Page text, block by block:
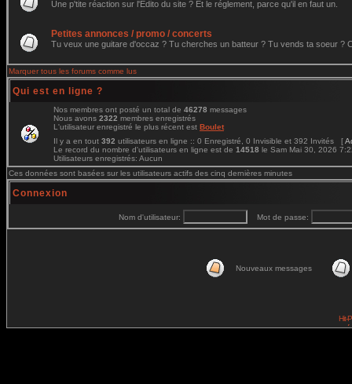
Une p'tite réaction sur l'Edito du site ? Et le réglement, parce qu'il en faut un.
Petites annonces / promo / concerts
Tu veux une guitare d'occaz ? Tu cherches un batteur ? Tu vends ta soeur ?
Marquer tous les forums comme lus
Qui est en ligne ?
Nos membres ont posté un total de 46278 messages
Nous avons 2322 membres enregistrés
L'utilisateur enregistré le plus récent est Boulet
Il y a en tout 392 utilisateurs en ligne :: 0 Enregistré, 0 Invisible et 392 Invités [
Le record du nombre d'utilisateurs en ligne est de 14518 le Sam Mai 30, 2026
Utilisateurs enregistrés: Aucun
Ces données sont basées sur les utilisateurs actifs des cinq dernières minutes
Connexion
Nom d'utilisateur: Mot de passe:
Nouveaux messages